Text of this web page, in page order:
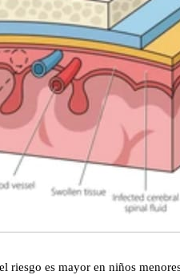
es mayor en niños